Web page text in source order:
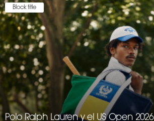
Block title
Polo Ralph Lauren y el US Open 2026